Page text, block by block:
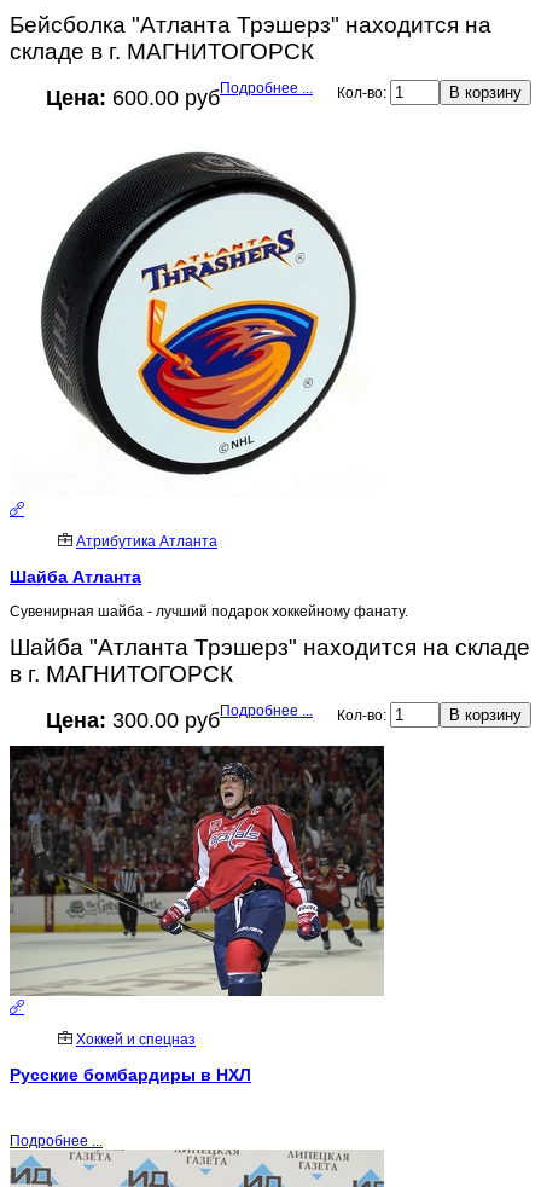
Бейсболка "Атланта Трэшерз" находится на
складе в г. МАГНИТОГОРСК
Цена: 600.00 руб Кол-во:
Подробнее ...
Атрибутика Атланта
Шайба Атланта
Сувенирная шайба - лучший подарок хоккейному фанату.
Шайба "Атланта Трэшерз" находится на складе
в г. МАГНИТОГОРСК
Цена: 300.00 руб Кол-во:
Подробнее ...
Хоккей и спецназ
Русские бомбардиры в НХЛ
Подробнее ...